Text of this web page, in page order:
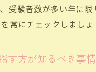
受験者数が多い年に
常にチェックしましょ
す方が知るべき事情